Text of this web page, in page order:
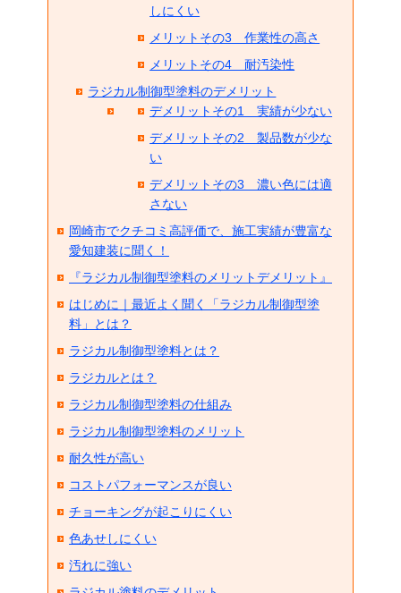
しにくい
メリットその3 作業性の高さ
メリットその4 耐汚染性
ラジカル制御型塗料のデメリット
デメリットその1 実績が少ない
デメリットその2 製品数が少な
い
デメリットその3 濃い色には適
さない
岡崎市でクチコミ高評価で、施工実績が豊富な
愛知建装に聞く！
『ラジカル制御型塗料のメリットデメリット』
はじめに｜最近よく聞く「ラジカル制御型塗
料」とは？
ラジカル制御型塗料とは？
ラジカルとは？
ラジカル制御型塗料の仕組み
ラジカル制御型塗料のメリット
耐久性が高い
コストパフォーマンスが良い
チョーキングが起こりにくい
色あせしにくい
汚れに強い